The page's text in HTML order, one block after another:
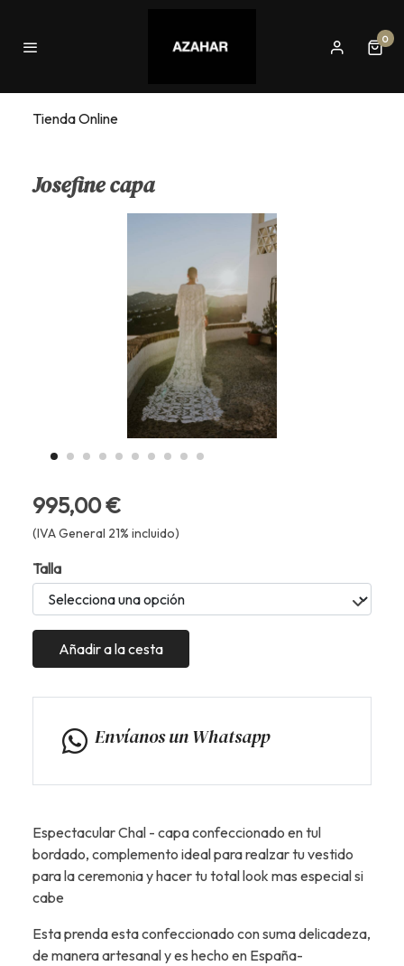
0
Tienda Online
Josefine capa
995,00 €
(IVA General 21% incluido)
Talla
Añadir a la cesta
Envíanos un Whatsapp
Espectacular Chal - capa confeccionado en tul
bordado, complemento ideal para realzar tu vestido
para la ceremonia y hacer tu total look mas especial si
cabe
Esta prenda esta confeccionado con suma delicadeza,
de manera artesanal y es hecho en España-